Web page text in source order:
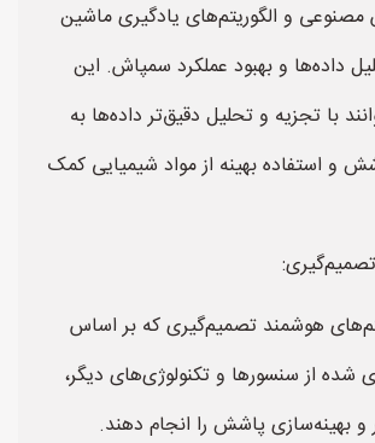
مصنوعی و الگوریتم‌های یادگیری ماشین
داده‌ها و بهبود عملکرد سمپاش. این
با تجزیه و تحلیل دقیق‌تر داده‌ها به
و استفاده بهینه از مواد شیمیایی کمک
هوشمند تصمیم‌گیری که بر اساس
شده از سنسورها و تکنولوژی‌های دیگر،
بهینه‌سازی پاشش را انجام دهند.